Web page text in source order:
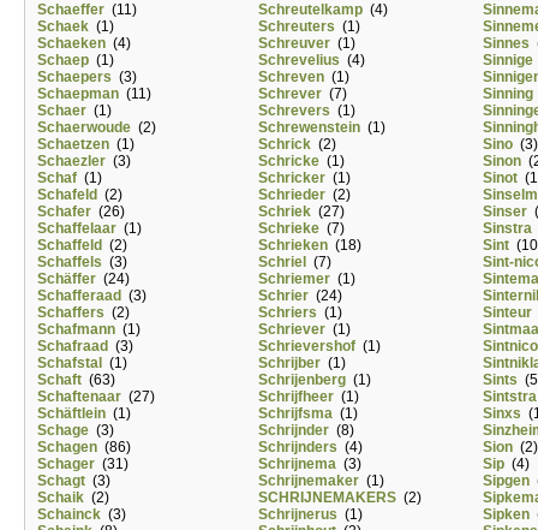
Schaeffer (11)
Schaek (1)
Schaeken (4)
Schaep (1)
Schaepers (3)
Schaepman (11)
Schaer (1)
Schaerwoude (2)
Schaetzen (1)
Schaezler (3)
Schaf (1)
Schafeld (2)
Schafer (26)
Schaffelaar (1)
Schaffeld (2)
Schaffels (3)
Schäffer (24)
Schafferaad (3)
Schaffers (2)
Schafmann (1)
Schafraad (3)
Schafstal
(1)
Schaft (63)
Schaftenaar (27)
Schäftlein (1)
Schage (3)
Schagen (86)
Schager (31)
Schagt (3)
Schaik (2)
Schainck (3)
Schreutelkamp (4)
Schreuters (1)
Schreuver (1)
Schrevelius (4)
Schreven (1)
Schrever (7)
Schrevers (1)
Schrewenstein (1)
Schrick (2)
Schricke (1)
Schricker (1)
Schrieder (2)
Schriek (27)
Schrieke (7)
Schrieken (18)
Schriel
(7)
Schriemer (1)
Schrier (24)
Schriers (1)
Schriever (1)
Schrievershof (1)
Schrijber (1)
Schrijenberg (1)
Schrijfheer (1)
Schrijfsma (1)
Schrijnder (8)
Schrijnders (4)
Schrijnema (3)
Schrijnemaker (1)
SCHRIJNEMAKERS (2)
Schrijnerus (1)
Sinnes
Sinnige
Sinning
Sino (3)
Sinon
Sinot
Sinser
Sinstra
Sint
Sint-
Sinteur
Sints
Sintstra
Sinxs
Sion (2)
Sip (4)
Sipgen
Sipken